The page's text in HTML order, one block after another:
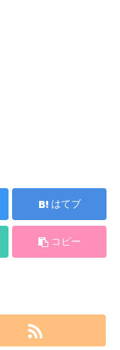
はてブ
コピー